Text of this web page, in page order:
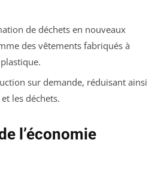
de déchets en nouveaux
des vêtements fabriqués à
sur demande, réduisant ainsi
les déchets.
l’économie